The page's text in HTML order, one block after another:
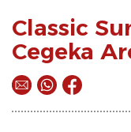
Classic
Cegeka